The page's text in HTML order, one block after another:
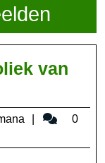
van
0